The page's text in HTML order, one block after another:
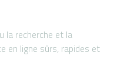
la recherche et la
en ligne sûrs, rapides et